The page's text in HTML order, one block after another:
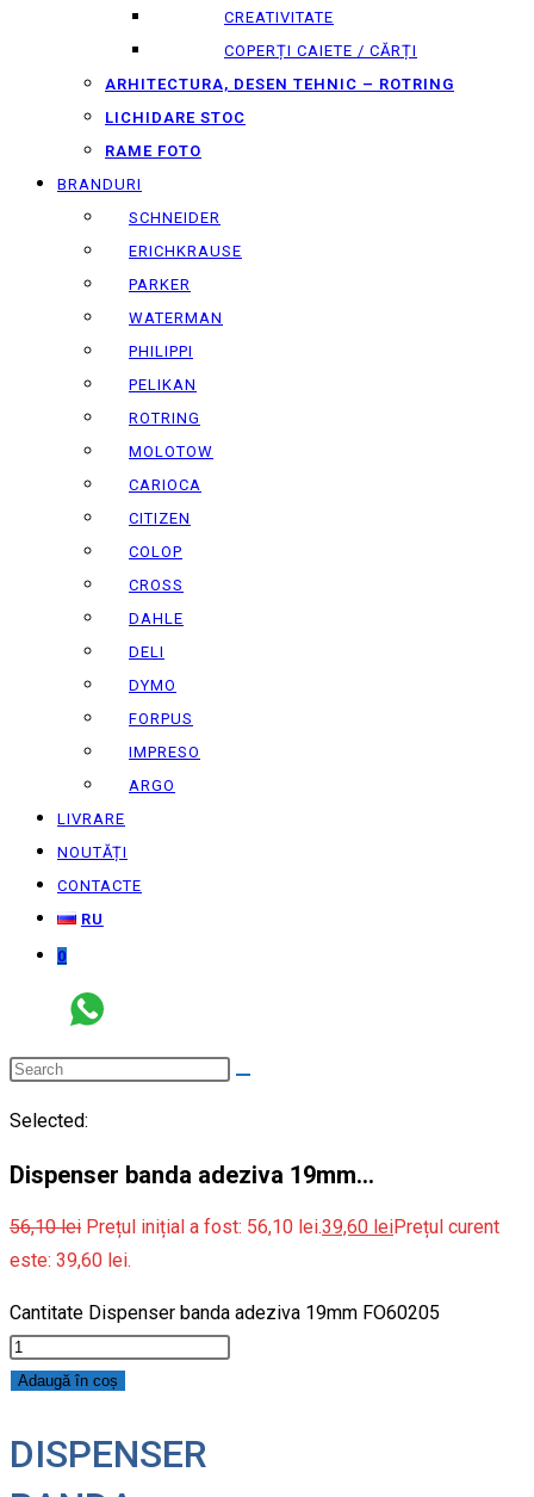
CREATIVITATE
COPERȚI CAIETE / CĂRȚI
ARHITECTURA, DESEN TEHNIC – ROTRING
LICHIDARE STOC
RAME FOTO
BRANDURI
SCHNEIDER
ERICHKRAUSE
PARKER
WATERMAN
PHILIPPI
PELIKAN
ROTRING
MOLOTOW
CARIOCA
CITIZEN
COLOP
CROSS
DAHLE
DELI
DYMO
FORPUS
IMPRESO
ARGO
LIVRARE
NOUTĂȚI
CONTACTE
RU
0
Selected:
Dispenser banda adeziva 19mm…
56,10lei Prețul inițial a fost: 56,10 lei.39,60 leiPrețul curent
este: 39,60 lei.
Cantitate Dispenser banda adeziva 19mm FO60205
Adaugă în coș
DISPENSER